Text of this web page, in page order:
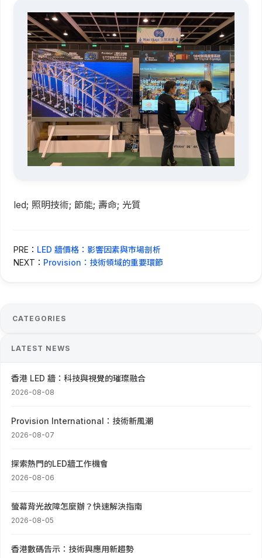
led; 照明技術; 節能; 壽命; 光質
PRE： LED 牆價格：影響因素與市場剖析
NEXT： Provision：技術領域的重要環節
CATEGORIES
LATEST NEWS
香港 LED 牆：科技與視覺的璀璨融合
2026-08-08
Provision International：技術新風潮
2026-08-07
探索熱門的LED牆工作機會
2026-08-06
螢幕背光故障怎麼辦？快速解決指南
2026-08-05
香港數碼告示：技術與應用新趨勢